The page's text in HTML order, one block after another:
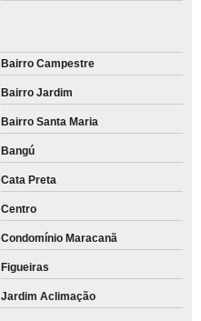
Bairro Campestre
Bairro Jardim
Bairro Santa Maria
Bangú
Cata Preta
Centro
Condomínio Maracanã
Figueiras
Jardim Aclimação